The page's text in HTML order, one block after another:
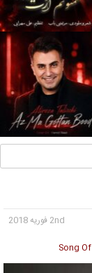
2nd فوریه 2018
Song Of